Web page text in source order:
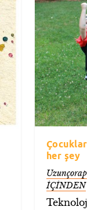
her şey
Uzunçorap
İÇİNDEN